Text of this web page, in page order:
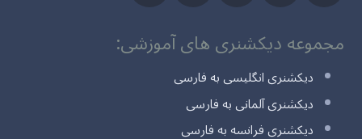
مجموعه دیکشنری های آموزشی:
دیکشنری انگلیسی به فارسی
دیکشنری آلمانی به فارسی
دیکشنری فرانسه به فارسی